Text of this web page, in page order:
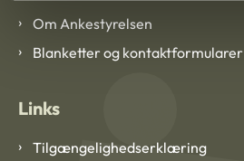
Om Ankestyrelsen
Blanketter og kontaktformularer
Links
Tilgængelighedserklæring